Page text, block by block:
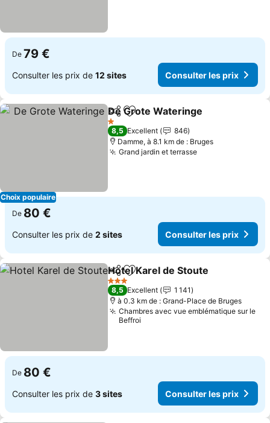
De 79 €
Consulter les prix de 12 sites Consulter les prix
Choix populaire
PartagerAjouter à mes favoris
De Grote Wateringe
1 Étoiles
8,5 Excellent
846
Damme, à 8.1 km de : Bruges
Grand jardin et terrasseConsulter les
De 80 €
Consulter les prix de 2 sites Consulter les prix
PartagerAjouter à mes favoris
Hotel Karel de Stoute
3 Étoiles
8,5 Excellent
1 141
à 0.3 km de : Grand-Place de Bruges
Chambres avec vue emblématique sur le
Beffroi
De 80 €
Consulter les prix de 3 sites Consulter les prix